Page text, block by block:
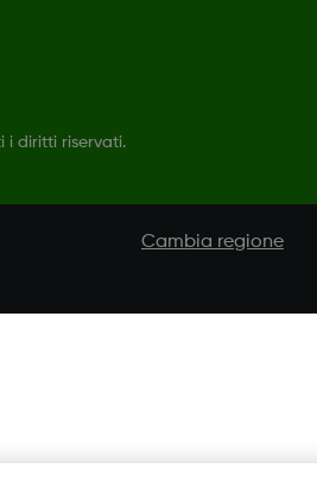
i diritti riservati.
Cambia regione